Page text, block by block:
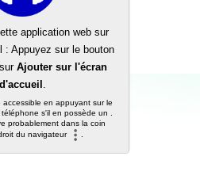
Back to top